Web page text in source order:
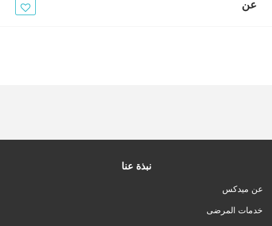
عن
نبذة عنا
عن ميدكس
خدمات المرضى